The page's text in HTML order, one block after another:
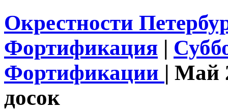
Окрестности
Фортификация |
Фортификации | Май
досок